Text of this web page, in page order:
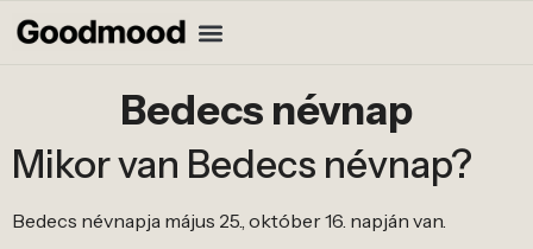
Bedecs névnap
Mikor van Bedecs névnap?
Bedecs névnapja május 25., október 16. napján van.